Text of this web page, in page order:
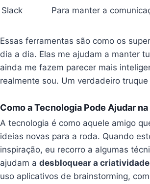
Slack Para manter a
Essas ferramentas são como os
dia a dia. Elas me ajudam a manter
ainda me fazem parecer mais
realmente sou. Um verdadeiro
Como a Tecnologia Pode Ajudar
A tecnologia é como aquele amigo
ideias novas para a roda. Quando
inspiração, eu recorro a algumas
ajudam adesbloquear a criatividade
uso aplicativos de brainstorming,